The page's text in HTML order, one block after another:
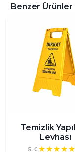
Benzer Ürünler
Temizlik
Levhası
5.0